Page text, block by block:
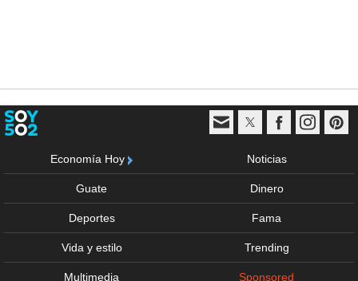
Economía Hoy Noticias
Guate Dinero
Deportes Fama
Vida y estilo Trending
Multimedia Sponsored